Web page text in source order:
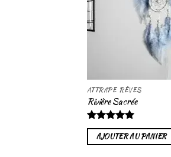
ATTRAPE RÊVES
Rivière Sacrée
Note4.88
sur 5
AJOUTER AU PANIER